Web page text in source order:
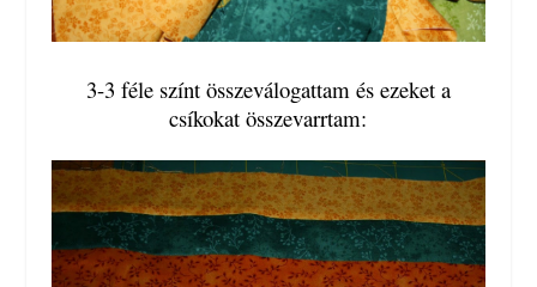
3-3 féle színt összeválogattam és ezeket a
csíkokat összevarrtam: